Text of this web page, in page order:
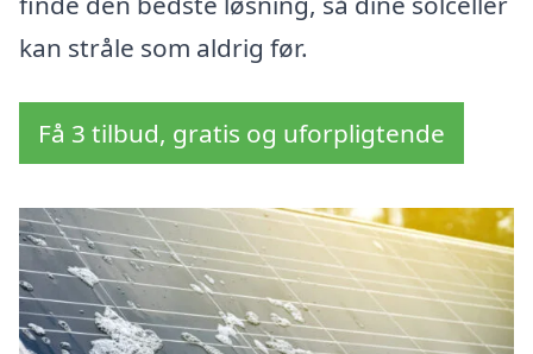
kan stråle som aldrig før.
Få 3 tilbud, gratis og uforpligtende